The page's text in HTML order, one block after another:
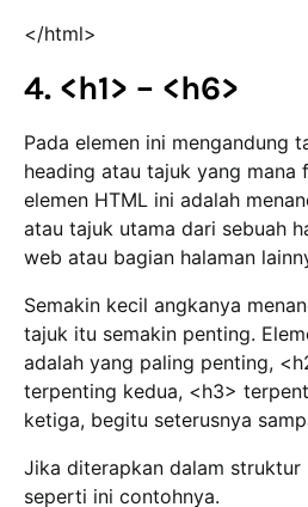
</html>
4. <h1> – <h6>
Pada elemen ini mengandung
heading atau tajuk yang mana
elemen HTML ini adalah
atau tajuk utama dari sebuah
web atau bagian halaman
Semakin kecil angkanya
tajuk itu semakin penting.
adalah yang paling penting,
terpenting kedua, <h3>
ketiga, begitu seterusnya
Jika diterapkan dalam struktur
seperti ini contohnya.